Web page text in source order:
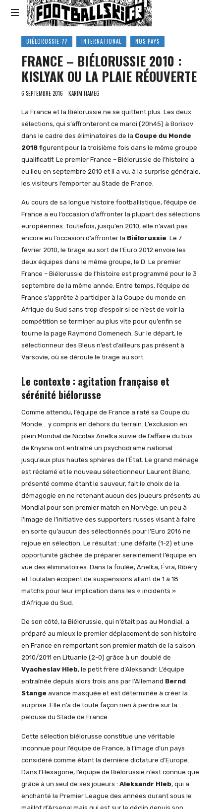
Footballski
Le
football
d'Europe
centrale
et
d'Europe
l'Est
BIÉLORUSSIE ?? INTERNATIONAL NOS PAYS
FRANCE – BIÉLORUSSIE 2010 :
KISLYAK OU LA PLAIE RÉOUVERTE
6 SEPTEMBRE 2016 KARIM HAMEG
La France et la Biélorussie ne se quittent plus. Les deux
sélections, qui s’affronteront ce mardi (20h45) à Borisov
dans le cadre des éliminatoires de la Coupe du Monde
2018figurent pour la troisième fois dans le même groupe
qualificatif. Le premier France – Biélorussie de l’histoire a
eu lieu en septembre 2010 et il a vu, à la surprise générale,
les visiteurs l’emporter au Stade de France.
Au cours de sa longue histoire footballistique, l’équipe de
France a eu l’occasion d’affronter la plupart des sélections
européennes. Toutefois, jusqu’en 2010, elle n’avait pas
encore eu l’occasion d’affronter la Biélorussie . Le 7
février 2010, le tirage au sort de l’Euro 2012 envoie les
deux équipes dans le même groupe, le D. Le premier
France – Biélorussie de l’histoire est programmé pour le 3
septembre de la même année. Entre temps, l’équipe de
France s’apprête à participer à la Coupe du monde en
Afrique du Sud sans trop d’espoir si ce n’est de voir la
compétition se terminer au plus vite pour qu’enfin se
tourne la page Raymond Domenech. Sur le départ, le
sélectionneur des Bleus n’est d’ailleurs pas présent à
Varsovie, où se déroule le tirage au sort.
Le contexte : agitation française et
sérénité biélorusse
Comme attendu, l’équipe de France a raté sa Coupe du
Monde… y compris en dehors du terrain. L’exclusion en
plein Mondial de Nicolas Anelka suivie de l’affaire du bus
de Knysna ont entraîné un psychodrame national
jusqu’aux plus hautes sphères de l’État. Le grand ménage
est réclamé et le nouveau sélectionneur Laurent Blanc,
présenté comme étant le sauveur, fait le choix de la
démagogie en ne retenant aucun des joueurs présents au
Mondial pour son premier match en Norvège, un peu à
l’image de l’initiative des supporters russes visant à faire
en sorte qu’aucun des sélectionnés pour l’Euro 2016 ne
rejoue en sélection. Le résultat : une défaite (1-2) et une
opportunité gâchée de préparer sereinement l’équipe en
vue des éliminatoires. Dans la foulée, Anelka, Évra, Ribéry
et Toulalan écopent de suspensions allant de 1 à 18
matchs pour leur implication dans les « incidents »
d’Afrique du Sud.
De son côté, la Biélorussie, qui n’était pas au Mondial, a
préparé au mieux le premier déplacement de son histoire
en France en remportant son premier match de la saison
2010/2011 en Lituanie (2-0) grâce à un doublé de
Vyacheslav Hleb, le petit frère d’Aleksandr. L’équipe
entraînée depuis alors trois ans par l’Allemand Bernd
Stange avance masquée et est déterminée à créer la
surprise. Elle n’a de toute façon rien à perdre sur la
pelouse du Stade de France.
Cette sélection biélorusse constitue une véritable
inconnue pour l’équipe de France, à l’image d’un pays
considéré comme étant la dernière dictature d’Europe.
Dans l’Hexagone, l’équipe de Biélorussie n’est connue que
grâce à un seul de ses joueurs : Aleksandr Hleb, qui a
enchanté la Premier League des années durant sous le